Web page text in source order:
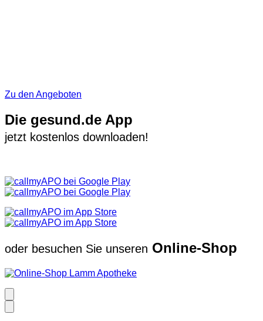
Zu den Angeboten
Die gesund.de App
jetzt kostenlos downloaden!
oder besuchen Sie unseren Online-Shop